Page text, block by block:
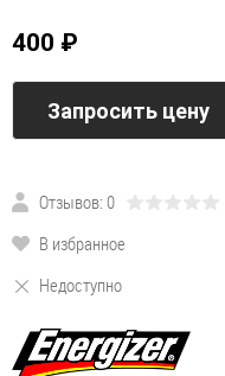
400 ₽
Запросить цену
Отзывов: 0
В избранное
Недоступно